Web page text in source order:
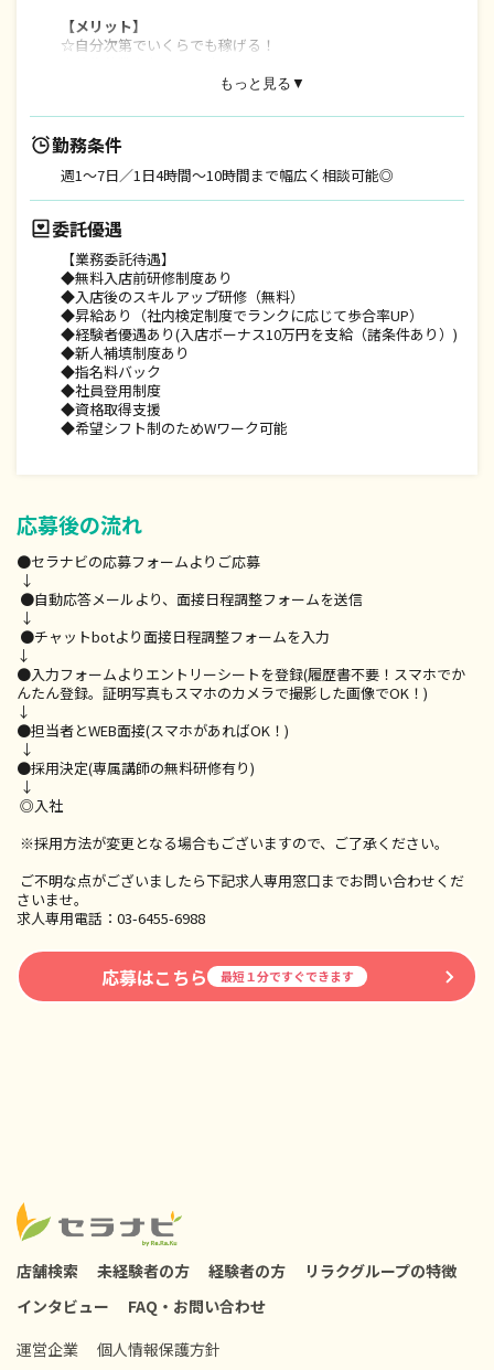
【メリット】
☆自分次第でいくらでも稼げる！
【経験者優遇制度あり】
■業務委託経験者はボーナスと入店前研修を優遇■
①経験者には入店お祝い金を10万円支給（諸条件あり）
②技術チェックの結果により研修スキップ！最短デビューが可
能です。
【未経験でも安心！新人補填あり】
■未経験者でも安心の【新人補填制度】■
研修終了月含む最大3ヶ月補填制度有：完全歩合給が初めての
方にも安心です。
補填金額：70,000~150,000/月※月間業務時間規定有
ーーーーーーーーーーーーーーーーーーーーーーーー
■委託収入例■
【トップセラピストとして働くAさん】
◇がっつり働いて、高収入を実現！
月間収入：500,000円(フルタイム/1日5～6件施術想定)
年間収入：600万円
◇ケース1：将来に活用、Re.Ra.Ku にスキマ時間で働く
◇ケース2：仕事休みの週末にWワークで働く
月収：108,000円（週16時間/1日4件施術）
【主婦(夫)のDさん】
◇産後も仕事と育児を両立
・時短 の1年目/Cランク
月収：150,000円 (週30時間/1日3件施術）
・産後復帰の3年目/Bランク
月収：300,000円 (週30時間/1日3件施術)
ーーーーーーーーーーーーーーーーーーーーーーーー
【業務委託:完全歩合の報酬モデル】
※60分施術の場合（平均施術数：9時間の在籍時間中、4〜6件
の施術）
もっと見る▼
勤務条件
週1〜7日／1日4時間〜10時間まで幅広く相談可能◎
委託優遇
【業務委託待遇】
◆無料入店前研修制度あり
◆入店後のスキルアップ研修（無料）
◆昇給あり（社内検定制度でランクに応じて歩合率UP）
◆経験者優遇あり(入店ボーナス10万円を支給（諸条件あり）)
◆新人補填制度あり
◆指名料バック
◆社員登用制度
◆資格取得支援
◆希望シフト制のためWワーク可能
応募後の流れ
●セラナビの応募フォームよりご応募
↓
●自動応答メールより、面接日程調整フォームを送信
↓
●チャットbotより面接日程調整フォームを入力
↓
●入力フォームよりエントリーシートを登録(履歴書不要！スマホでか
んたん登録。証明写真もスマホのカメラで撮影した画像でOK！)
↓
●担当者とWEB面接(スマホがあればOK！)
↓
●採用決定(専属講師の無料研修有り)
↓
◎入社
※採用方法が変更となる場合もございますので、ご了承ください。
ご不明な点がございましたら下記求人専用窓口までお問い合わせくだ
さいませ。
求人専用電話：03-6455-6988
応募はこちら 最短１分ですぐできます
店舗検索 未経験者の方 経験者の方
リラクグループの特徴
インタビュー
FAQ・お問い合わせ
運営企業
個人情報保護方針